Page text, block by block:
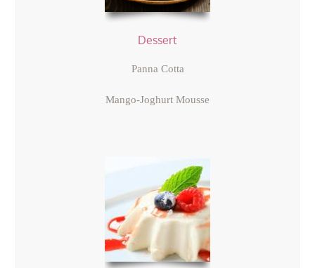
Dessert
Panna Cotta
Mango-Joghurt Mousse